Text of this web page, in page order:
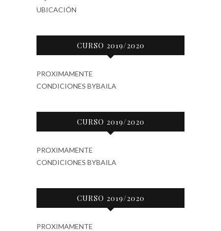
UBICACIÓN
CURSO 2019/2020
PROXIMAMENTE
CONDICIONES BYBAILA
CURSO 2019/2020
PROXIMAMENTE
CONDICIONES BYBAILA
CURSO 2019/2020
PROXIMAMENTE